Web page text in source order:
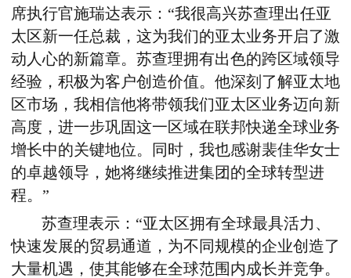
席执行官施瑞达表示：“我很高兴苏查理出任亚
太区新一任总裁，这为我们的亚太业务开启了激
动人心的新篇章。苏查理拥有出色的跨区域领导
经验，积极为客户创造价值。他深刻了解亚太地
区市场，我相信他将带领我们亚太区业务迈向新
高度，进一步巩固这一区域在联邦快递全球业务
增长中的关键地位。同时，我也感谢裴佳华女士
的卓越领导，她将继续推进集团的全球转型进
程。”
苏查理表示：“亚太区拥有全球最具活力、
快速发展的贸易通道，为不同规模的企业创造了
大量机遇，使其能够在全球范围内成长并竞争。